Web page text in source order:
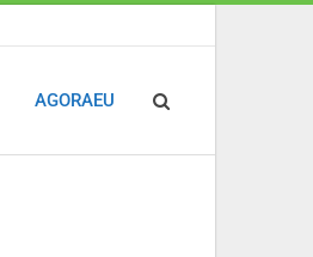
AGORAEU